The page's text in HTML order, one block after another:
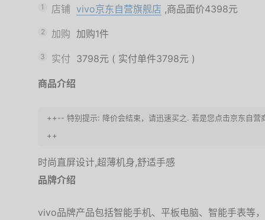
1 店铺 vivo京东自营旗舰店 ,商品面价4398元
2 加购 加购1件
3 实付 3798元 ( 实付单件3798元 )
商品介绍
++-- 特别提示: 降价会结束，请迅速买之. 若是您点击京东自
++
时尚直屏设计,超薄机身,舒适手感
品牌介绍
vivo品牌产品包括智能手机、平板电脑、智能手表等